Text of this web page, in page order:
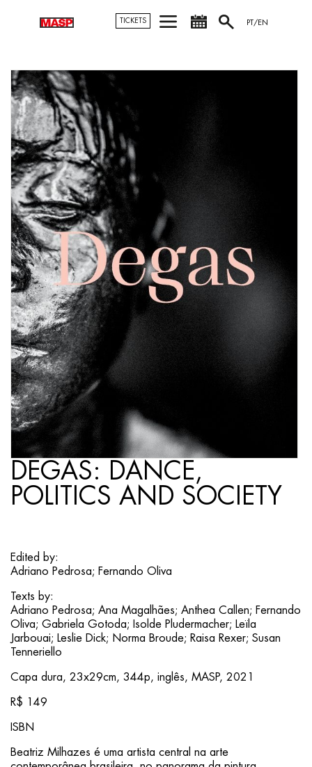
TICKETS PT/EN
DEGAS: DANCE,
POLITICS AND SOCIETY
Edited by:
Adriano Pedrosa; Fernando Oliva
Texts by:
Adriano Pedrosa; Ana Magalhães; Anthea Callen; Fernando
Oliva; Gabriela Gotoda; Isolde Pludermacher; Leïla
Jarbouai; Leslie Dick; Norma Broude; Raisa Rexer; Susan
Tenneriello
Capa dura, 23x29cm, 344p, inglês, MASP, 2021
R$ 149
ISBN
Beatriz Milhazes é uma artista central na arte